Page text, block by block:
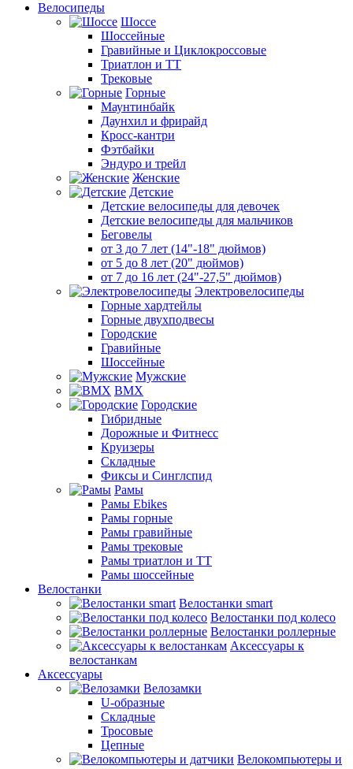
Велосипеды
Шоссе
Шоссейные
Гравийные и Циклокроссовые
Триатлон и ТТ
Трековые
Горные
Маунтинбайк
Даунхил и фрирайд
Кросс-кантри
Фэтбайки
Эндуро и трейл
Женские
Детские
Детские велосипеды для девочек
Детские велосипеды для мальчиков
Беговелы
от 3 до 7 лет (14"-18" дюймов)
от 5 до 8 лет (20" дюймов)
от 7 до 16 лет (24"-27,5" дюймов)
Электровелосипеды
Горные хардтейлы
Горные двухподвесы
Городские
Гравийные
Шоссейные
Мужские
BMX
Городские
Гибридные
Дорожные и Фитнесс
Круизеры
Складные
Фиксы и Синглспид
Рамы
Рамы Ebikes
Рамы горные
Рамы гравийные
Рамы трековые
Рамы триатлон и ТТ
Рамы шоссейные
Велостанки
Велостанки smart
Велостанки под колесо
Велостанки роллерные
Аксессуары к
велостанкам
Аксессуары
Велозамки
U-образные
Складные
Тросовые
Цепные
Велокомпьютеры и